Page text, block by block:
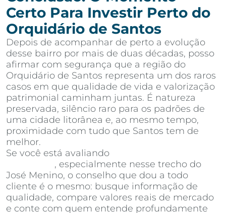
Certo Para Investir Perto do
Orquidário de Santos
Depois de acompanhar de perto a evolução
desse bairro por mais de duas décadas, posso
afirmar com segurança que a região do
Orquidário de Santos representa um dos raros
casos em que qualidade de vida e valorização
patrimonial caminham juntas. É natureza
preservada, silêncio raro para os padrões de
uma cidade litorânea e, ao mesmo tempo,
proximidade com tudo que Santos tem de
melhor.
Se você está avaliando
, especialmente nesse trecho do
José Menino, o conselho que dou a todo
cliente é o mesmo: busque informação de
qualidade, compare valores reais de mercado
e conte com quem entende profundamente